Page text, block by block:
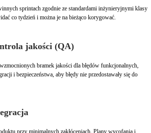
sprintach zgodnie ze standardami inżynieryjnymi klasy
co tydzień i można je na bieżąco korygować.
jakości (QA)
bramek jakości dla błędów funkcjonalnych,
i bezpieczeństwa, aby błędy nie przedostawały się do
przy minimalnych zakłóceniach. Plany wycofania i